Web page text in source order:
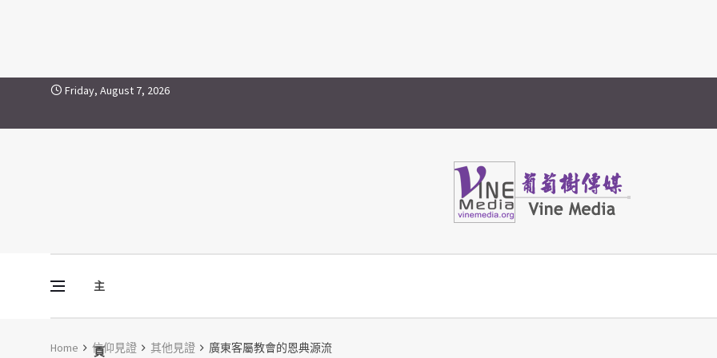
Skip to content
廣東客屬教會的恩典源流
Friday, August 7, 2026
主
頁
Vine Media
葡萄樹傳媒
Home 信仰見證 其他見證 廣東客屬教會的恩典源流